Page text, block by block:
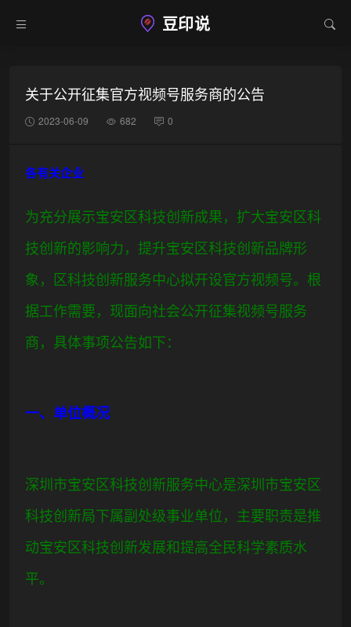
豆印说
关于公开征集官方视频号服务商的公告
2023-06-09 682 0
各有关企业
为充分展示宝安区科技创新成果，扩大宝安区科
技创新的影响力，提升宝安区科技创新品牌形
象，区科技创新服务中心拟开设官方视频号。根
据工作需要，现面向社会公开征集视频号服务
商，具体事项公告如下：
一、单位概况
深圳市宝安区科技创新服务中心是深圳市宝安区
科技创新局下属副处级事业单位，主要职责是推
动宝安区科技创新发展和提高全民科学素质水
平。